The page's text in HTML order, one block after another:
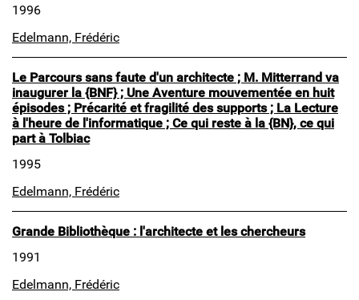
1996
Edelmann, Frédéric
Le Parcours sans faute d'un architecte ; M. Mitterrand va
inaugurer la {BNF} ; Une Aventure mouvementée en huit
épisodes ; Précarité et fragilité des supports ; La Lecture
à l'heure de l'informatique ; Ce qui reste à la {BN}, ce qui
part à Tolbiac
1995
Edelmann, Frédéric
Grande Bibliothèque : l'architecte et les chercheurs
1991
Edelmann, Frédéric